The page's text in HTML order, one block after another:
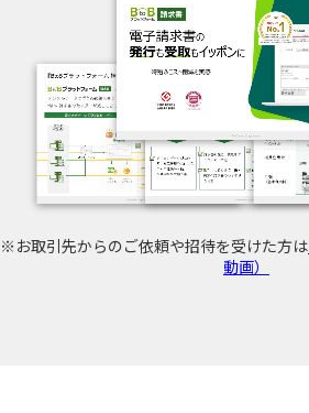
※お取引先からのご依頼や招待を受けた方は
動画）